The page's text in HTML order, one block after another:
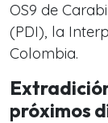
OS9 de
(PDI), la
Colombia.
próximos